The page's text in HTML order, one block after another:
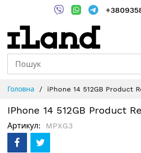
Content
Головна iPhone 14 512GB Product
IPhone 14 512GB Product
Артикул MPXG3